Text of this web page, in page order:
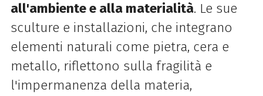
all'ambiente e alla materialità. Le sue
sculture e installazioni, che integrano
elementi naturali come pietra, cera e
metallo, riflettono sulla fragilità e
l'impermanenza della materia,